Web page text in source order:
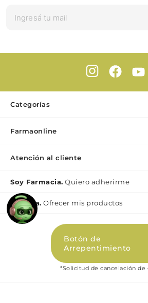
Categorías
Dermocosmética
Nutrición & Deporte
Bebé y maternidad
Perfumes y Fragancias
Farmaonline
Atención al cliente
Contacto
Medios de pago
Como comprar
Preguntas Frecuentes Beauty
Términos y condiciones Beauty
Promociones
Políticas de Privacidad Beauty
Soy Farmacia. Quiero adherirme
Mi lìnea. Ofrecer mis productos
Botón de
Arrepentimiento
*Solicitud de cancelación de